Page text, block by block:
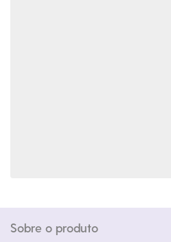
Sobre o produto